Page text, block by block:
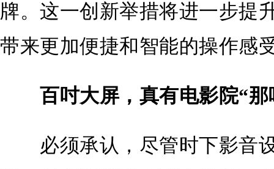
牌。这一创新举措将进一步提
带来更加便捷和智能的操作感
百吋大屏，真有电影院“那
必须承认，尽管时下影音